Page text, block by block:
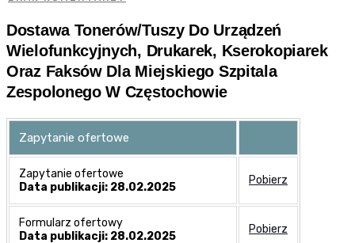
Dostawa Tonerów/tuszy Do Urządzeń
Wielofunkcyjnych, Drukarek, Kserokopiarek
Oraz Faksów Dla Miejskiego Szpitala
Zespolonego W Częstochowie
Zapytanie ofertowe
Zapytanie ofertowe
Data publikacji: 28.02.2025
Pobierz
Formularz ofertowy
Data publikacji: 28.02.2025
Pobierz